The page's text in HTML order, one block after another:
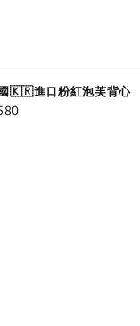
國🇰🇷進口粉紅泡芙背心